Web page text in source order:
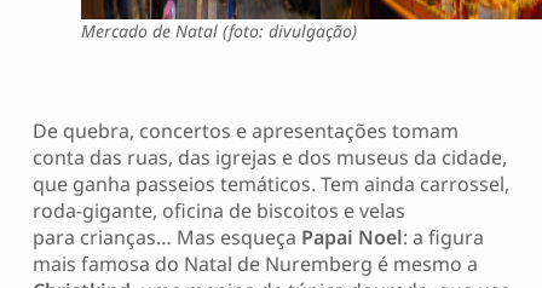
Mercado de Natal (foto: divulgação)
De quebra, concertos e apresentações tomam
conta das ruas, das igrejas e dos museus da cidade,
que ganha passeios temáticos. Tem ainda carrossel,
roda-gigante, oficina de biscoitos e velas
para crianças… Mas esqueça Papai Noel: a figura
mais famosa do Natal de Nuremberg é mesmo a